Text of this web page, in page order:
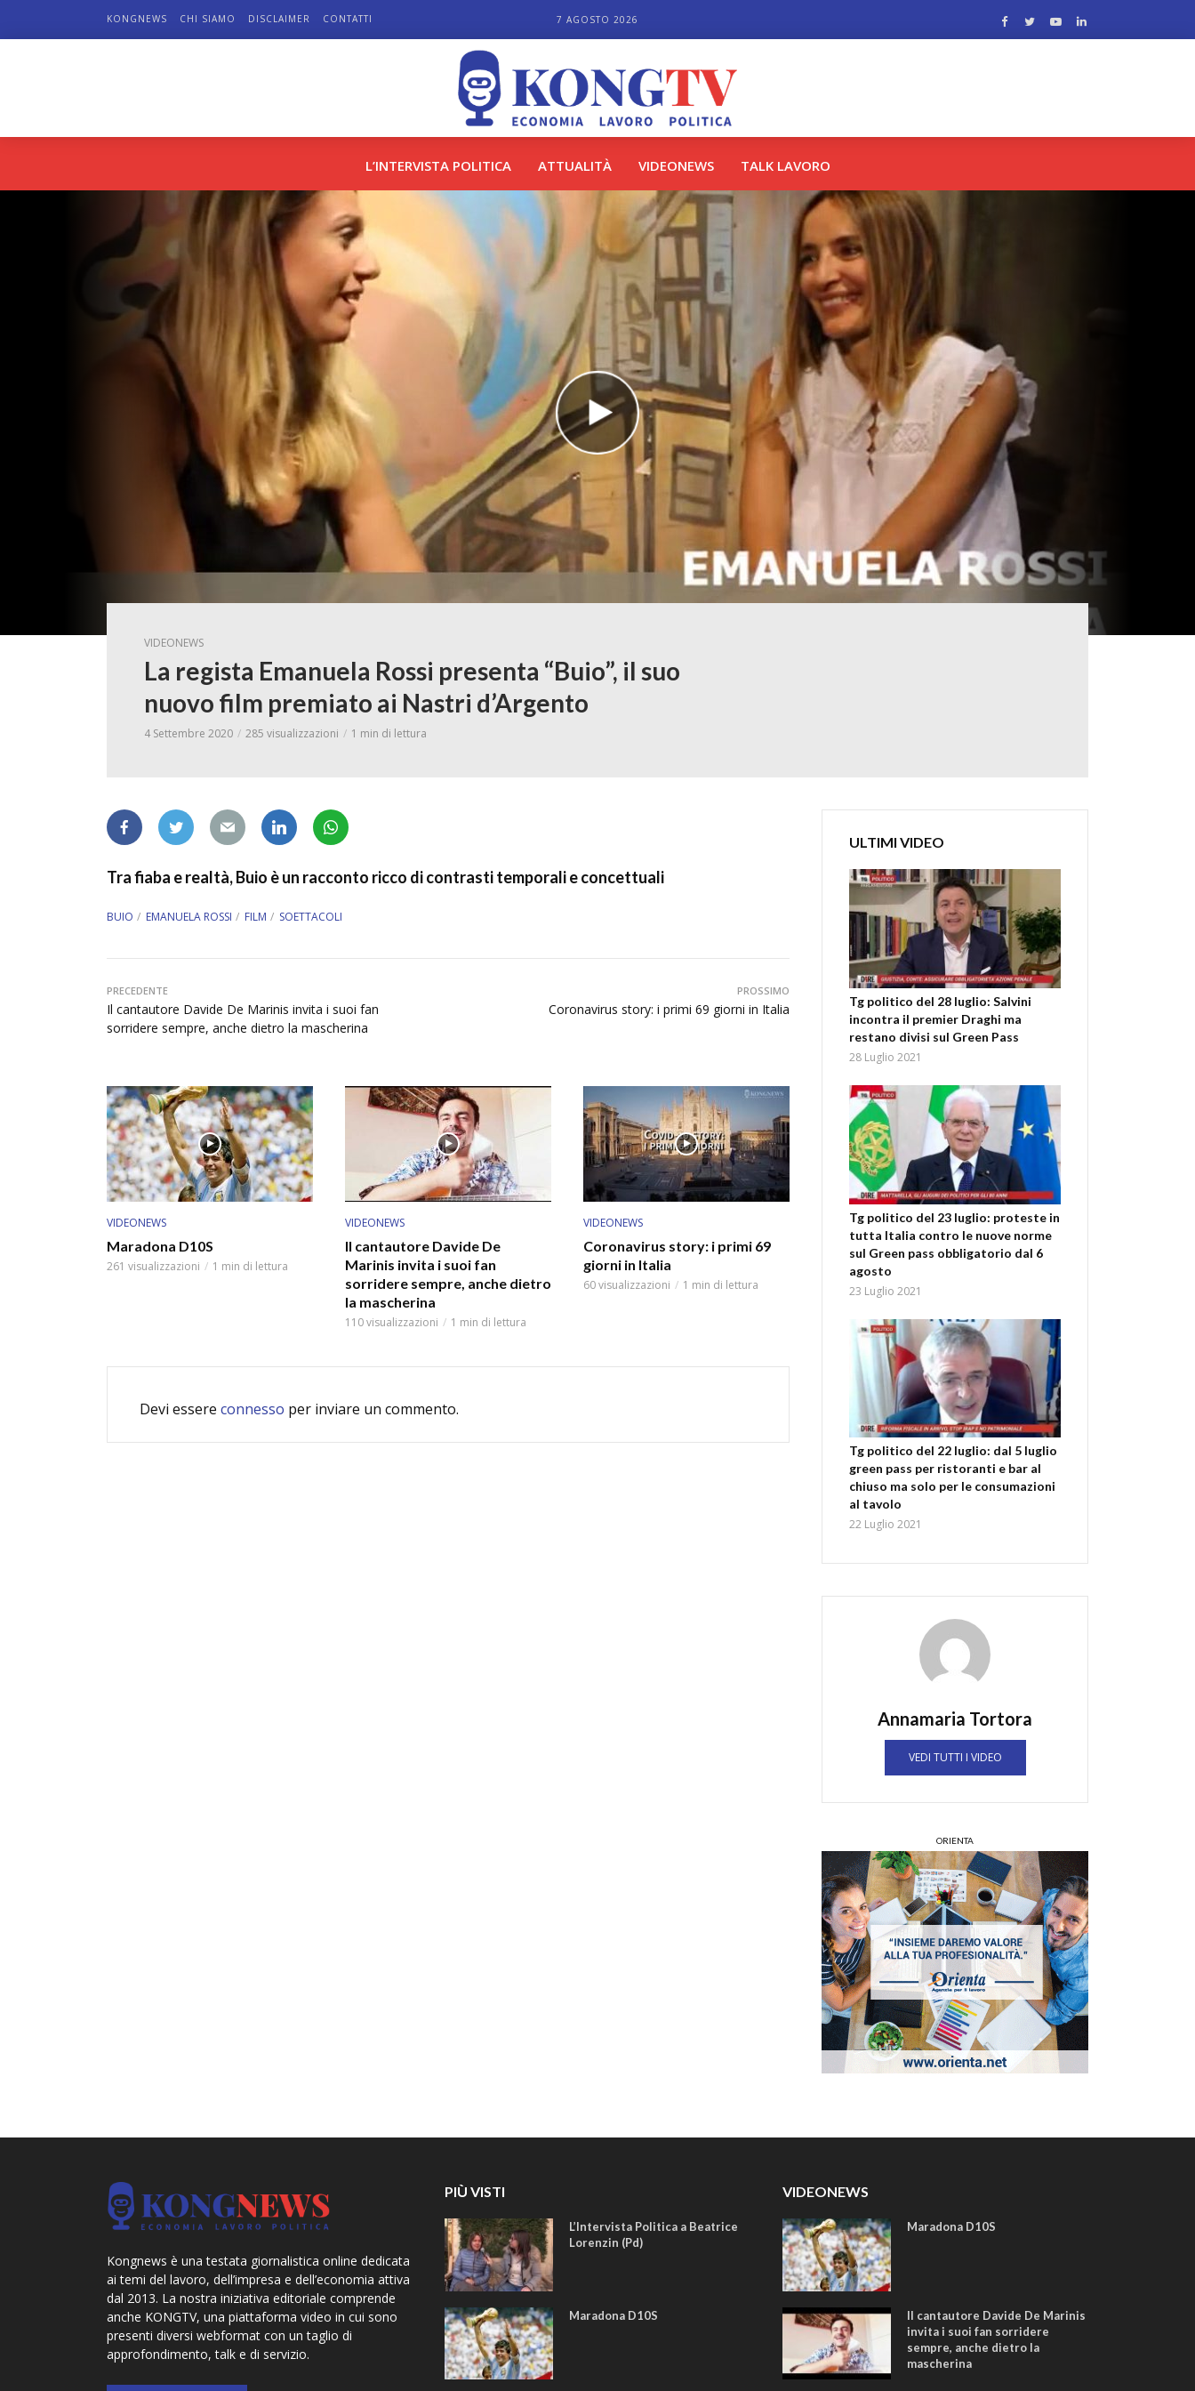
KONGNEWS CHI SIAMO DISCLAIMER CONTATTI 7 AGOSTO 2026
L’INTERVISTA POLITICA ATTUALITÀ VIDEONEWS TALK LAVORO
VIDEONEWS
La regista Emanuela Rossi presenta “Buio”, il suo
nuovo film premiato ai Nastri d’Argento
4 Settembre 2020 285 visualizzazioni 1 min di lettura
Tra fiaba e realtà, Buio è un racconto ricco di contrasti temporali e concettuali
BUIO EMANUELA ROSSI FILM SOETTACOLI
PRECEDENTE
Il cantautore Davide De Marinis invita i suoi fan
sorridere sempre, anche dietro la mascherina
PROSSIMO
Coronavirus story: i primi 69 giorni in Italia
VIDEONEWS
Maradona D10S
261 visualizzazioni 1 min di lettura
VIDEONEWS
Il cantautore Davide De
Marinis invita i suoi fan
sorridere sempre, anche dietro
la mascherina
110 visualizzazioni 1 min di lettura
VIDEONEWS
Coronavirus story: i primi 69
giorni in Italia
60 visualizzazioni 1 min di lettura
Devi essere connesso per inviare un commento.
ULTIMI VIDEO
Tg politico del 28 luglio: Salvini
incontra il premier Draghi ma
restano divisi sul Green Pass
28 Luglio 2021
Tg politico del 23 luglio: proteste in
tutta Italia contro le nuove norme
sul Green pass obbligatorio dal 6
agosto
23 Luglio 2021
Tg politico del 22 luglio: dal 5 luglio
green pass per ristoranti e bar al
chiuso ma solo per le consumazioni
al tavolo
22 Luglio 2021
Annamaria Tortora
VEDI TUTTI I VIDEO
ORIENTA
Kongnews è una testata giornalistica online dedicata
ai temi del lavoro, dell’impresa e dell’economia attiva
dal 2013. La nostra iniziativa editoriale comprende
anche KONGTV, una piattaforma video in cui sono
presenti diversi webformat con un taglio di
approfondimento, talk e di servizio.
PIÙ VISTI
L’Intervista Politica a Beatrice
Lorenzin (Pd)
Maradona D10S
VIDEONEWS
Maradona D10S
Il cantautore Davide De Marinis
invita i suoi fan sorridere
sempre, anche dietro la
mascherina